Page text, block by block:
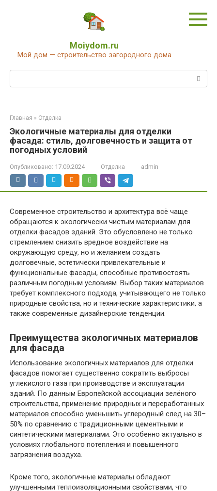
Moiydom.ru
Мой дом — строительство загородного дома
Главная » Отделка
Экологичные материалы для отделки
фасада: стиль, долговечность и защита от
погодных условий
Опубликовано: 17.09.2024 Отделка admin
Современное строительство и архитектура всё чаще
обращаются к экологически чистым материалам для
отделки фасадов зданий. Это обусловлено не только
стремлением снизить вредное воздействие на
окружающую среду, но и желанием создать
долговечные, эстетически привлекательные и
функциональные фасады, способные противостоять
различным погодным условиям. Выбор таких материалов
требует комплексного подхода, учитывающего не только
природные свойства, но и технические характеристики, а
также современные дизайнерские тенденции.
Преимущества экологичных материалов
для фасада
Использование экологичных материалов для отделки
фасадов помогает существенно сократить выбросы
углекислого газа при производстве и эксплуатации
зданий. По данным Европейской ассоциации зелёного
строительства, применение природных и переработанных
материалов способно уменьшить углеродный след на 30–
50% по сравнению с традиционными цементными и
синтетическими материалами. Это особенно актуально в
условиях глобального потепления и повышенного
загрязнения воздуха.
Кроме того, экологичные материалы обладают
улучшенными теплоизоляционными свойствами, что